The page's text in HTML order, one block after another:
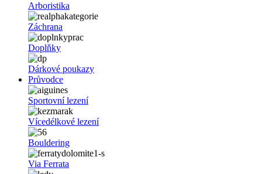
Arboristika
Záchrana
Doplňky
Dárkové poukazy
Průvodce
Sportovní lezení
Vícedélkové lezení
Bouldering
Via Ferrata